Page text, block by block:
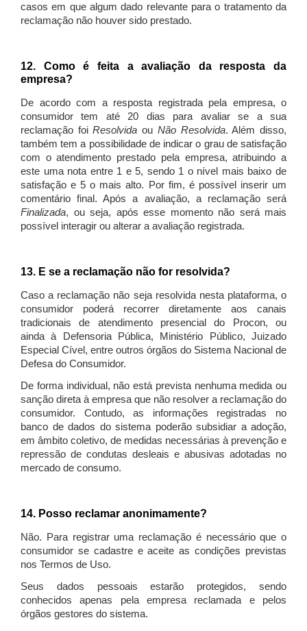
casos em que algum dado relevante para o tratamento da
reclamação não houver sido prestado.
12. Como é feita a avaliação da resposta da
empresa?
De acordo com a resposta registrada pela empresa, o
consumidor tem até 20 dias para avaliar se a sua
reclamação foiResolvida ou Não Resolvida. Além disso,
também tem a possibilidade de indicar o grau de satisfação
com o atendimento prestado pela empresa, atribuindo a
este uma nota entre 1 e 5, sendo 1 o nível mais baixo de
satisfação e 5 o mais alto. Por fim, é possível inserir um
comentário final. Após a avaliação, a reclamação será
Finalizada, ou seja, após esse momento não será mais
possível interagir ou alterar a avaliação registrada.
13. E se a reclamação não for resolvida?
Caso a reclamação não seja resolvida nesta plataforma, o
consumidor poderá recorrer diretamente aos canais
tradicionais de atendimento presencial do Procon, ou
ainda à Defensoria Pública, Ministério Público, Juizado
Especial Cível, entre outros órgãos do Sistema Nacional de
Defesa do Consumidor.
De forma individual, não está prevista nenhuma medida ou
sanção direta à empresa que não resolver a reclamação do
consumidor. Contudo, as informações registradas no
banco de dados do sistema poderão subsidiar a adoção,
em âmbito coletivo, de medidas necessárias à prevenção e
repressão de condutas desleais e abusivas adotadas no
mercado de consumo.
14. Posso reclamar anonimamente?
Não. Para registrar uma reclamação é necessário que o
consumidor se cadastre e aceite as condições previstas
nos Termos de Uso.
Seus dados pessoais estarão protegidos, sendo
conhecidos apenas pela empresa reclamada e pelos
órgãos gestores do sistema.